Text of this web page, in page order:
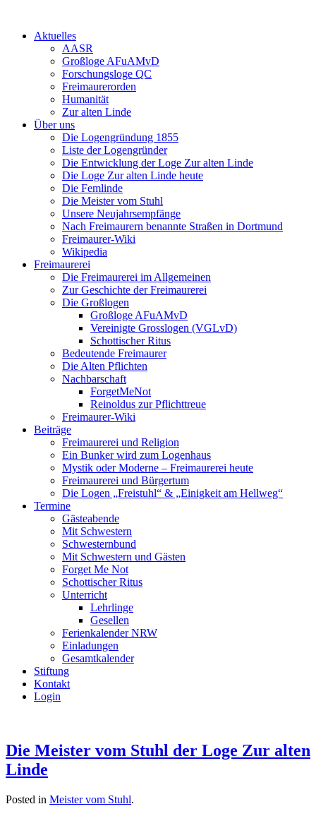
Aktuelles
AASR
Großloge AFuAMvD
Forschungsloge QC
Freimaurerorden
Humanität
Zur alten Linde
Über uns
Die Logengründung 1855
Liste der Logengründer
Die Entwicklung der Loge Zur alten Linde
Die Loge Zur alten Linde heute
Die Femlinde
Die Meister vom Stuhl
Unsere Neujahrsempfänge
Nach Freimaurern benannte Straßen in Dortmund
Freimaurer-Wiki
Wikipedia
Freimaurerei
Die Freimaurerei im Allgemeinen
Zur Geschichte der Freimaurerei
Die Großlogen
Großloge AFuAMvD
Vereinigte Grosslogen (VGLvD)
Schottischer Ritus
Bedeutende Freimaurer
Die Alten Pflichten
Nachbarschaft
ForgetMeNot
Reinoldus zur Pflichttreue
Freimaurer-Wiki
Beiträge
Freimaurerei und Religion
Ein Bunker wird zum Logenhaus
Mystik oder Moderne – Freimaurerei heute
Freimaurerei und Bürgertum
Die Logen „Freistuhl“ & „Einigkeit am Hellweg“
Termine
Gästeabende
Mit Schwestern
Schwesternbund
Mit Schwestern und Gästen
Forget Me Not
Schottischer Ritus
Unterricht
Lehrlinge
Gesellen
Ferienkalender NRW
Einladungen
Gesamtkalender
Stiftung
Kontakt
Login
Die Meister vom Stuhl der Loge Zur alten
Linde
Posted in Meister vom Stuhl.